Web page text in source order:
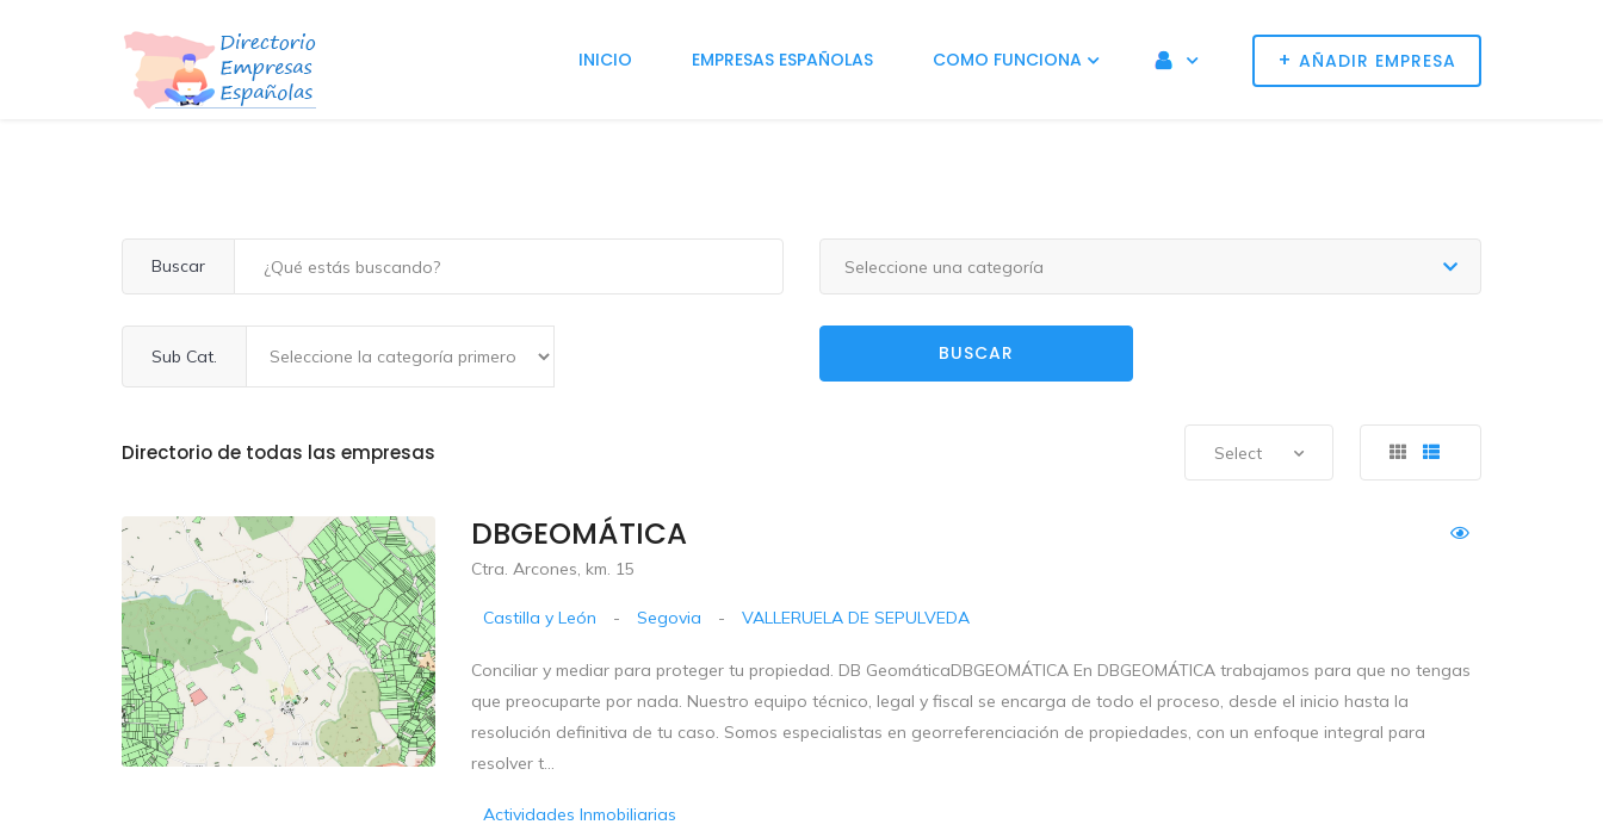
+ AÑADIR EMPRESA
INICIO EMPRESAS ESPAÑOLAS COMO FUNCIONA
Buscar Seleccione una categoría
Sub Cat. BUSCAR
Directorio de todas las empresas Select
DBGEOMÁTICA
Ctra. Arcones, km. 15
Castilla y León - Segovia - VALLERUELA DE SEPULVEDA
Conciliar y mediar para proteger tu propiedad. DB GeomáticaDBGEOMÁTICA En DBGEOMÁTICA trabajamos para que no tengas
que preocuparte por nada. Nuestro equipo técnico, legal y fiscal se encarga de todo el proceso, desde el inicio hasta la
resolución definitiva de tu caso. Somos especialistas en georreferenciación de propiedades, con un enfoque integral para
resolver t...
Actividades Inmobiliarias